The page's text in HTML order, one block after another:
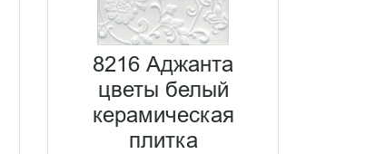
8216 Аджанта
цветы белый
керамическая
плитка